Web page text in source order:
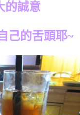
的誠意
己的舌頭耶~